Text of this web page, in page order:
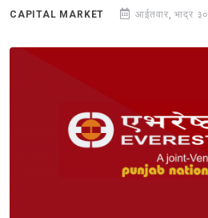
CAPITAL MARKET आईतवार, भाद्र